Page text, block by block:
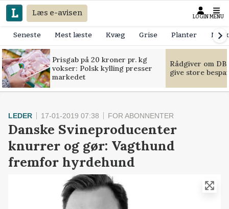
Læs e-avisen LOGIN MENU
Seneste Mest læste Kvæg Grise Planter
Prisgab på 20 kroner pr. kg
vokser: Polsk kylling presser
markedet
Rådgiver om
give store
LEDER 17-01-2019 07:38 FOR ABONNENTER
Danske Svineproducenter
knurrer og gør: Vagthund
fremfor hyrdehund